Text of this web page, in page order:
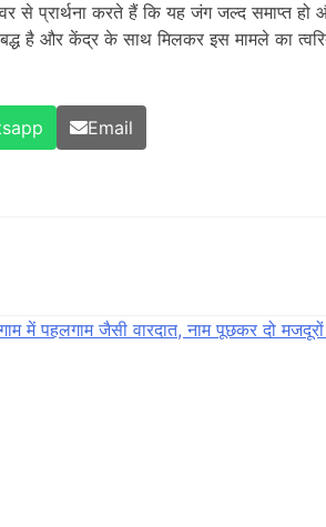
से प्रार्थना करते हैं कि यह जंग जल्द समाप्त हो
है और केंद्र के साथ मिलकर इस मामले का
Email